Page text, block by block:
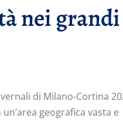
nei grandi
di Milano-Cortina
geografica vasta e